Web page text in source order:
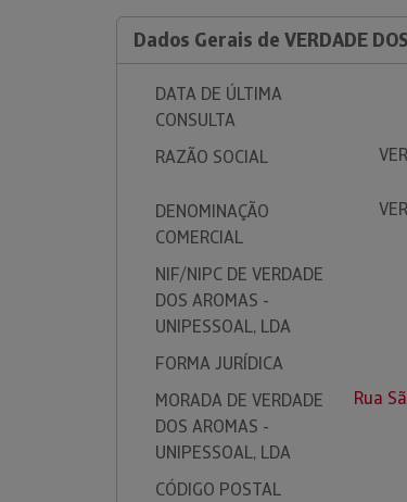
Dados Gerais de VERDADE
DATA DE ÚLTIMA
CONSULTA
RAZÃO SOCIAL
DENOMINAÇÃO
COMERCIAL
NIF/NIPC DE VERDADE
DOS AROMAS -
UNIPESSOAL, LDA
FORMA JURÍDICA
MORADA DE VERDADE
DOS AROMAS -
UNIPESSOAL, LDA
Rua
CÓDIGO POSTAL